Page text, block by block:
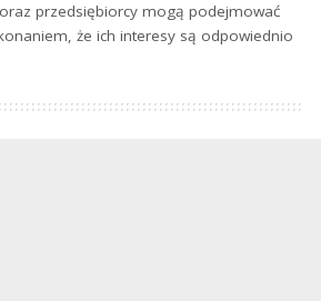
przedsiębiorcy mogą podejmować
że ich interesy są odpowiednio